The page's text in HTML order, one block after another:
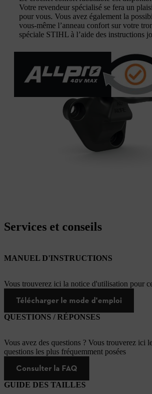
Votre revendeur spécialisé se fera un
pour vous. Vous avez également la
vous-même l’anneau confort sur votre
spéciale STIHL à l’aide des instructions
Services et conseils
MANUEL D'INSTRUCTIONS
Vous trouverez ici la notice d'utilisation pour
Télécharger le mode d'emploi
QUESTIONS / RÉPONSES
Vous avez des questions ? Vous trouverez ici
questions les plus fréquemment posées
Consulter la FAQ
GUIDE DES TAILLES